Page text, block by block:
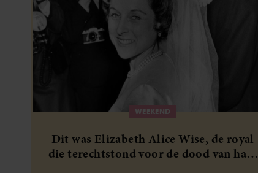
WEEKEND
Dit was Elizabeth Alice Wise, de royal
die terechtstond voor de dood van haar